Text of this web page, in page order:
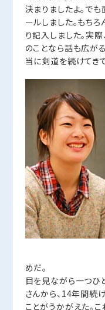
決まりましたよ。で
ールしました。もち
り記入しました。実
のことなら話も広が
当に剣道を続けてき
めだ。
目を見ながら一つひ
さんから、14年間続
ことがうかがえた。